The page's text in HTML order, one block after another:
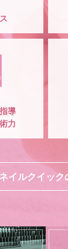
導
力
ネイルクイック